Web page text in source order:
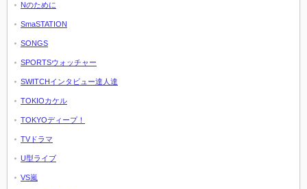
Nのために
SmaSTATION
SONGS
SPORTSウォッチャー
SWITCHインタビュー達人達
TOKIOカケル
TOKYOディープ！
TVドラマ
U型ライブ
VS嵐